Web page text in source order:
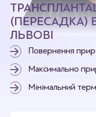
(ПЕРЕСАДКА)
ЛЬВОВІ
Повернення
Максимально
Мінімальний